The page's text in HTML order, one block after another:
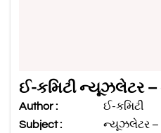
ઈ-કમિટી ન્યૂઝલેટર –
Author :
ઈ-કમિટી
Subject :
ન્યૂઝલેટર –